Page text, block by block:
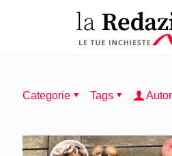
Categorie Tags